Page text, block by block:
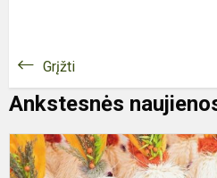
Grįžti
Ankstesnės